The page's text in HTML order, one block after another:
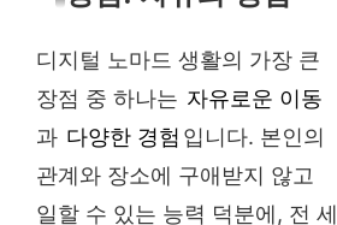
디지털 노마드 생활의 가장 큰
장점 중 하나는 자유로운 이동
과 다양한 경험 입니다. 본인의
관계와 장소에 구애받지 않고
일할 수 있는 능력 덕분에, 전 세